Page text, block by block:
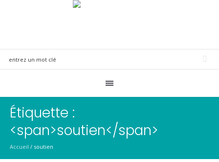
Étiquette :
<span>soutien</span>
Accueil / soutien